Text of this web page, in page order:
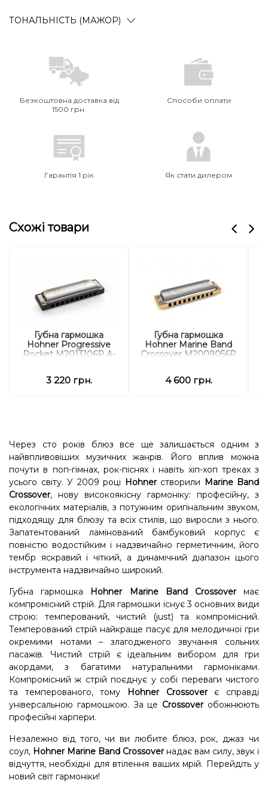
ТОНАЛЬНІСТЬ (МАЖОР)
Безкоштовна доставка від
1500 грн.
Способи оплати
Гарантія 1 рік Як стати дилером
Схожі товари
Губна гармошка
Hohner Progressive
Rocket M2013106P A-
3 220 грн.
Губна гармошка
Hohner Marine Band
Crossover M2009056P
4 600 грн.
Через сто років блюз все ще залишається одним з
найвпливовіших музичних жанрів. Його вплив можна
почути в поп-гімнах, рок-піснях і навіть хіп-хоп треках з
усього світу. У 2009 році Hohner створили Marine Band
Crossover, нову високоякісну гармоніку: професійну, з
екологічних матеріалів, з потужним оригінальним звуком,
підходящу для блюзу та всіх стилів, що виросли з нього.
Запатентований ламінований бамбуковий корпус є
повністю водостійким і надзвичайно герметичним, його
тембр яскравий і чіткий, а динамічний діапазон цього
інструмента надзвичайно широкий.
Губна гармошка Hohner Marine Band Crossoverмає
компромісний стрій. Для гармошки існує 3 основних види
строю: темперований, чистий (just) та компромісний.
Темперований стрій найкраще пасує для мелодичної гри
окремими нотами – злагодженого звучання сольних
пасажів. Чистий стрій є ідеальним вибором для гри
акордами, з багатими натуральними гармоніками.
Компромісний ж стрій поєднує у собі переваги чистого
та темперованого, тому
Hohner Crossoverє справді
універсальною гармошкою. За це Crossover обожнюють
професійні харпери.
Незалежно від того, чи ви любите блюз, рок, джаз чи
соул, Hohner Marine Band Crossoverнадає вам силу, звук і
відчуття, необхідні для втілення ваших мрій. Перейдіть у
новий світ гармоніки!